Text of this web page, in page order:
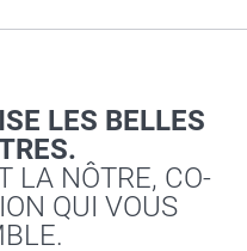
LES BELLES
LA NÔTRE, CO-
QUI VOUS